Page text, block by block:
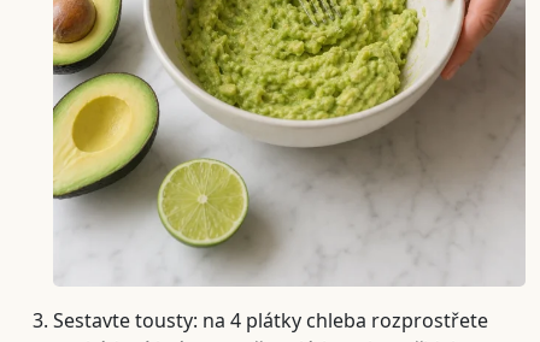
Sestavte tousty: na 4 plátky chleba rozprostřete